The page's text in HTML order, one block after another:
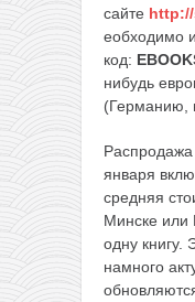
сайте
еобходимо
код:
нибудь
(Германию,
января
средняя
Минске или
одну книгу.
намного